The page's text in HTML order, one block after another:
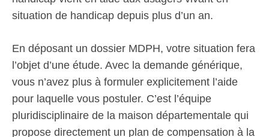
situation de handicap depuis plus d’un an.
En déposant un dossier MDPH, votre situation fera
l’objet d’une étude. Avec la demande générique,
vous n’avez plus à formuler explicitement l’aide
pour laquelle vous postuler. C’est l’équipe
pluridisciplinaire de la maison départementale qui
propose directement un plan de compensation à la